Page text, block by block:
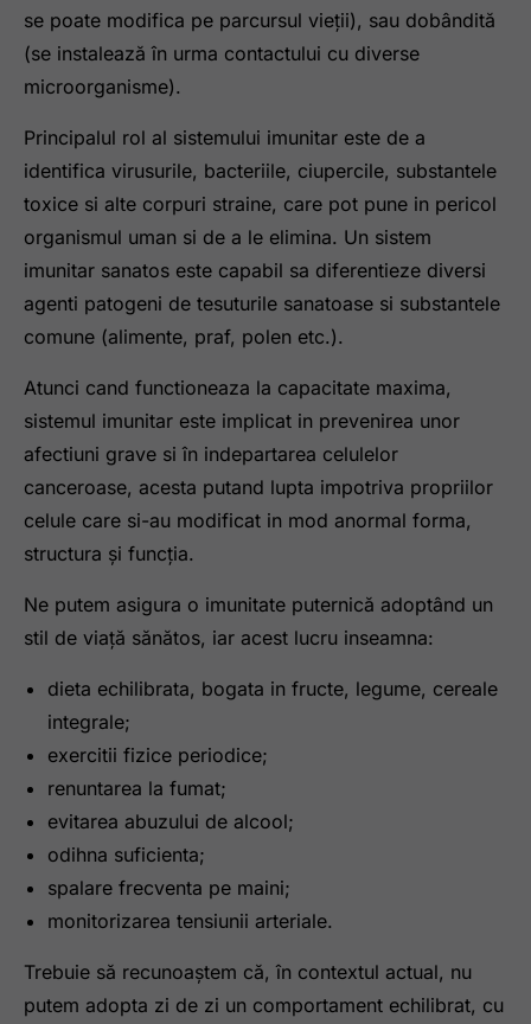
se poate modifica pe parcursul vieții), sau dobândită
(se instalează în urma contactului cu diverse
microorganisme).
Principalul rol al sistemului imunitar este de a
identifica virusurile, bacteriile, ciupercile, substantele
toxice si alte corpuri straine, care pot pune in pericol
organismul uman si de a le elimina. Un sistem
imunitar sanatos este capabil sa diferentieze diversi
agenti patogeni de tesuturile sanatoase si substantele
comune (alimente, praf, polen etc.).
Atunci cand functioneaza la capacitate maxima,
sistemul imunitar este implicat in prevenirea unor
afectiuni grave si în indepartarea celulelor
canceroase, acesta putand lupta impotriva propriilor
celule care si-au modificat in mod anormal forma,
structura și funcția.
Ne putem asigura o imunitate puternică adoptând un
stil de viață sănătos, iar acest lucru inseamna:
dieta echilibrata, bogata in fructe, legume, cereale
integrale;
exercitii fizice periodice;
renuntarea la fumat;
evitarea abuzului de alcool;
odihna suficienta;
spalare frecventa pe maini;
monitorizarea tensiunii arteriale.
Trebuie să recunoaștem că, în contextul actual, nu
putem adopta zi de zi un comportament echilibrat, cu